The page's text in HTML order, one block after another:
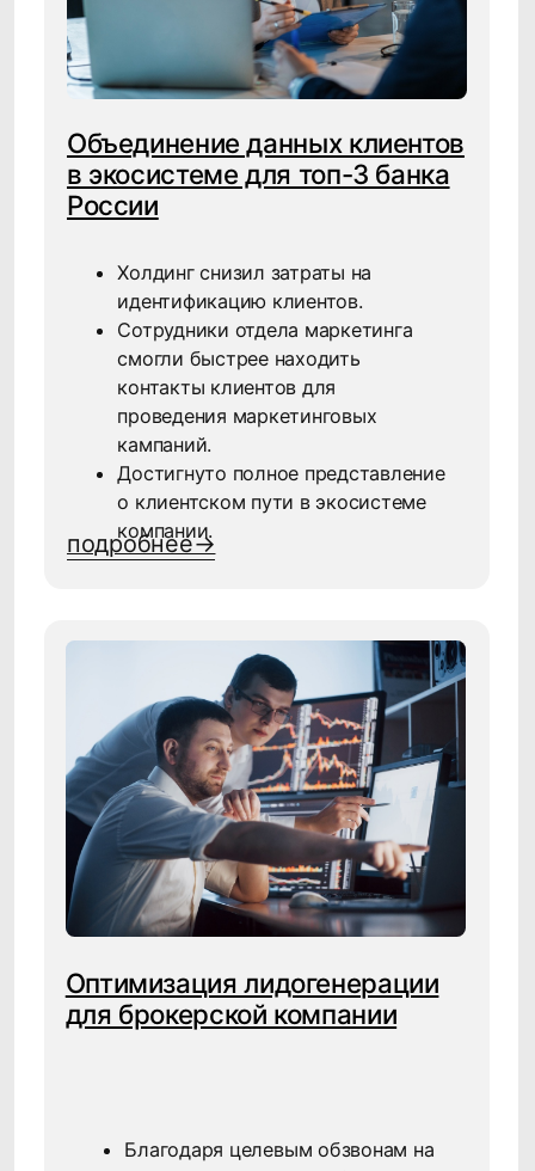
Готовы
трансформировать
ваш бизнес?
Мы проведем для вас демо-показ и ответим на
вместе реализовать в вашей компании
Нажимая кнопку "Запросить", я даю
согласиена обработку персональных данных и
ознакомлен (а) с Политикой
конфиденциальности
Нажимая кнопку "Запросить", я даю
согласиена получение рассылки рекламно-
информационных материалов
Запросить